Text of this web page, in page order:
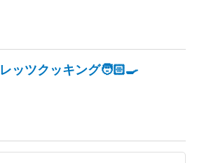
レッツクッキング🧑🏻‍🍳